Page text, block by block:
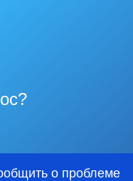
о проблеме